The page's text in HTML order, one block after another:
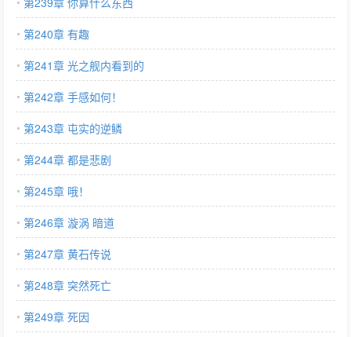
第240章 有趣
第241章 光之舰内看到的
第242章 手感如何！
第243章 屯实的逆鳞
第244章 都是悲剧
第245章 哦！
第246章 漩涡 暗道
第247章 黄石传说
第248章 突然死亡
第249章 死因